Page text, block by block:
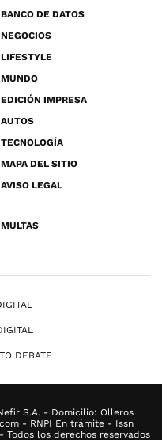
BANCO DE DATOS
NEGOCIOS
LIFESTYLE
MUNDO
EDICIÓN IMPRESA
AUTOS
TECNOLOGÍA
MAPA DEL SITIO
AVISO LEGAL
MULTAS
DEBATE
S.A. - Domicilio: Olleros
- RNPI En trámite - Issn
Todos los derechos reservados